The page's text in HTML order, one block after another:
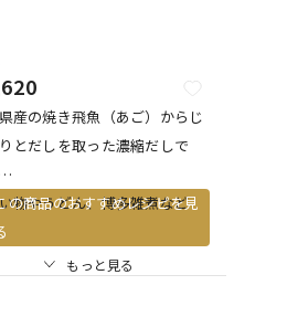
産の焼き飛魚（あご）からじ
とだしを取った濃縮だしで
物やうどん、博多雑煮など
の商品のおすすめレシピを見
もっと見る